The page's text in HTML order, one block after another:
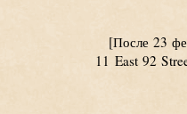
[После 23
11 East 92